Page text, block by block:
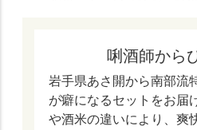
唎酒師から
岩手県あさ開から南部流
が癖になるセットをお届
や酒米の違いにより、爽